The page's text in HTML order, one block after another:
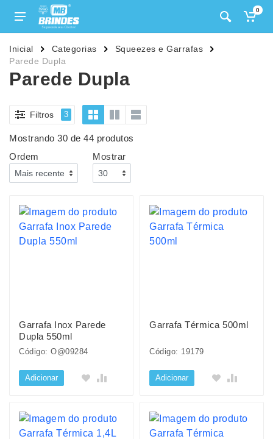
0
Inicial Categorias
Squeezes e Garrafas
Parede Dupla
Parede Dupla
Filtros 3
Mostrando 30 de 44 produtos
Ordem
Mostrar
Garrafa Inox Parede
Dupla 550ml
Código: O@09284
Adicionar
Garrafa Térmica 500ml
Código: 19179
Adicionar